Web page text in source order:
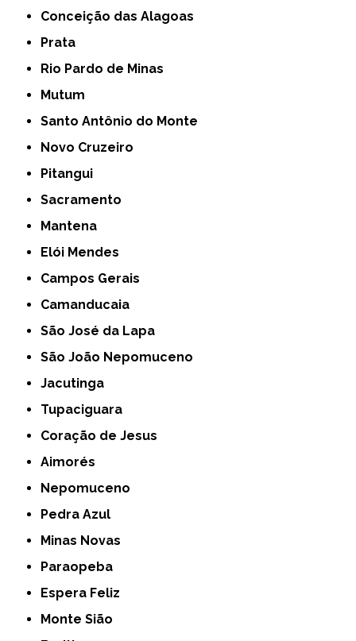
Conceição das Alagoas
Prata
Rio Pardo de Minas
Mutum
Santo Antônio do Monte
Novo Cruzeiro
Pitangui
Sacramento
Mantena
Elói Mendes
Campos Gerais
Camanducaia
São José da Lapa
São João Nepomuceno
Jacutinga
Tupaciguara
Coração de Jesus
Aimorés
Nepomuceno
Pedra Azul
Minas Novas
Paraopeba
Espera Feliz
Monte Sião